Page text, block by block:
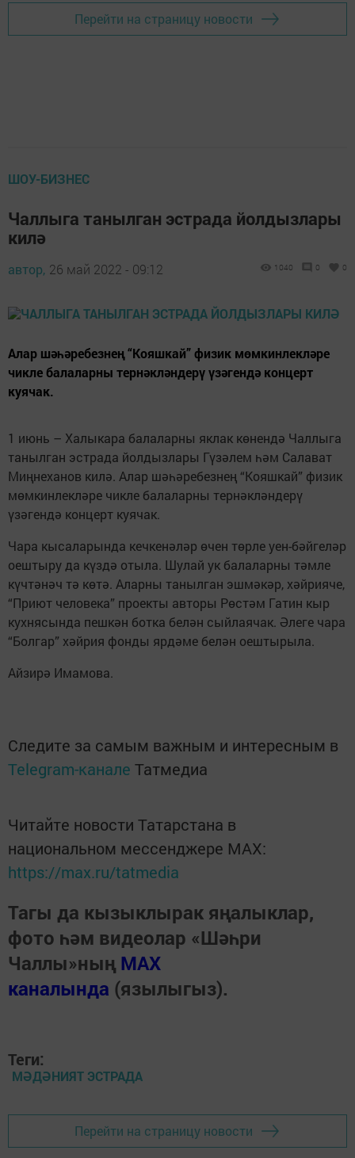
Перейти на страницу новости
ШОУ-БИЗНЕС
Чаллыга танылган эстрада йолдызлары
килә
автор, 26 май 2022 - 09:12 1040 0 0
Алар шәһәребезнең “Кояшкай” физик мөмкинлекләре
чикле балаларны тернәкләндерү үзәгендә концерт
куячак.
1 июнь – Халыкара балаларны яклак көнендә Чаллыга
танылган эстрада йолдызлары Гүзәлем һәм Салават
Миңнеханов килә. Алар шәһәребезнең “Кояшкай” физик
мөмкинлекләре чикле балаларны тернәкләндерү
үзәгендә концерт куячак.
Чара кысаларында кечкенәләр өчен төрле уен-бәйгеләр
оештыру да күздә отыла. Шулай ук балаларны тәмле
күчтәнәч тә көтә. Аларны танылган эшмәкәр, хәйрияче,
“Приют человека” проекты авторы Рөстәм Гатин кыр
кухнясында пешкән ботка белән сыйлаячак. Әлеге чара
“Болгар” хәйрия фонды ярдәме белән оештырыла.
Айзирә Имамова.
Следите за самым важным и интересным в
Telegram-канале Татмедиа
Читайте новости Татарстана в
национальном мессенджере MАХ:
https://max.ru/tatmedia
Тагы да кызыклырак яңалыклар,
фото һәм видеолар «Шәһри
Чаллы»ның MAX
каналында (язылыгыз).
Теги:
МӘДӘНИЯТ ЭСТРАДА
Перейти на страницу новости